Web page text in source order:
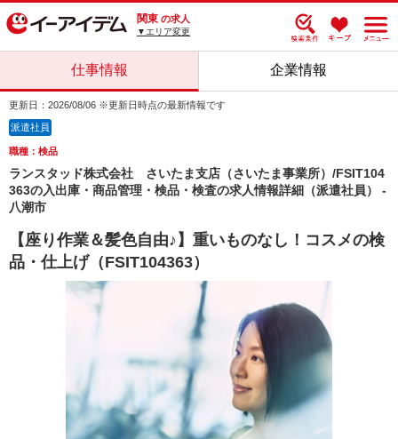
関東 の求人
▼エリア変更
仕事情報 企業情報
更新日：2026/08/06 ※更新日時点の最新情報です
派遣社員
職種：検品
ランスタッド株式会社 さいたま支店（さいたま事業所）/FSIT104
363の入出庫・商品管理・検品・検査の求人情報詳細（派遣社員） -
八潮市
【座り作業＆髪色自由♪】重いものなし！コスメの検
品・仕上げ（FSIT104363）